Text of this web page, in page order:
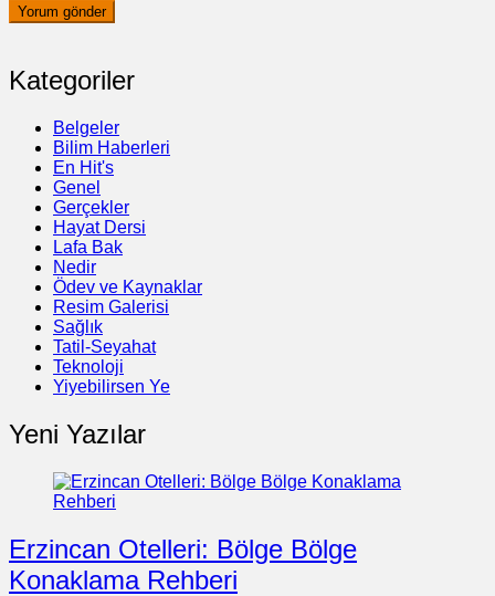
Kategoriler
Belgeler
Bilim Haberleri
En Hit's
Genel
Gerçekler
Hayat Dersi
Lafa Bak
Nedir
Ödev ve Kaynaklar
Resim Galerisi
Sağlık
Tatil-Seyahat
Teknoloji
Yiyebilirsen Ye
Yeni Yazılar
Erzincan Otelleri: Bölge Bölge
Konaklama Rehberi